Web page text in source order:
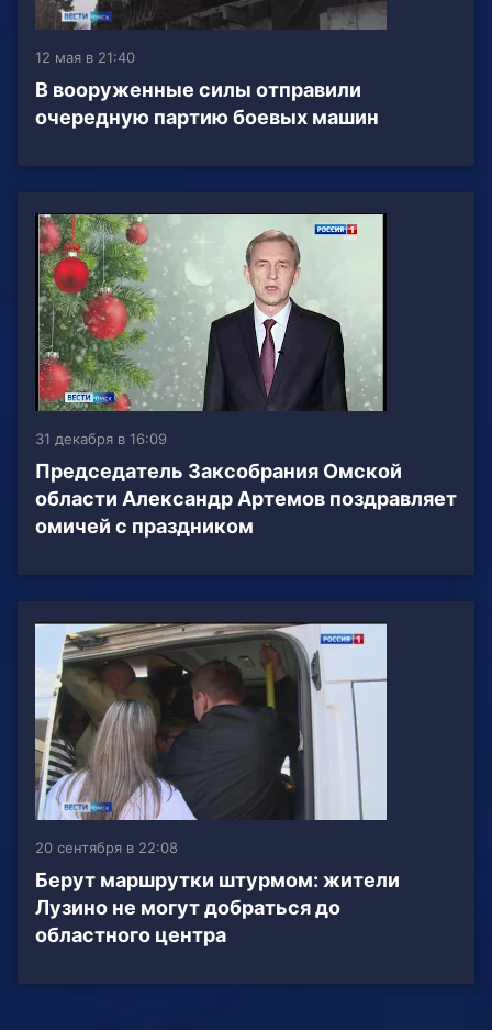
12 мая в 21:40
В вооруженные силы отправили
очередную партию боевых машин
31 декабря в 16:09
Председатель Заксобрания Омской
области Александр Артемов поздравляет
омичей с праздником
20 сентября в 22:08
Берут маршрутки штурмом: жители
Лузино не могут добраться до
областного центра